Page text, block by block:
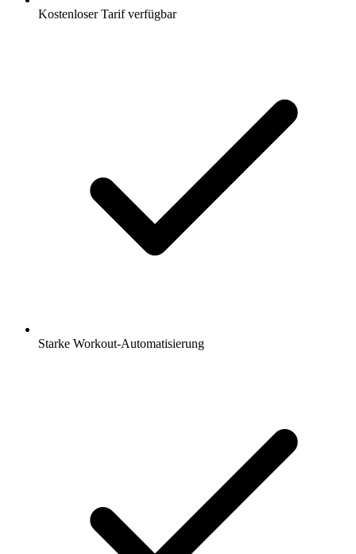
Kostenloser Tarif verfügbar
Starke Workout-Automatisierung